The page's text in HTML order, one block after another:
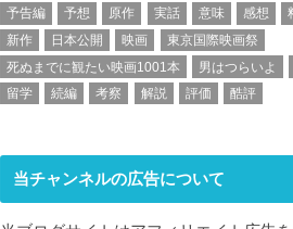
予告編
予想 原作 実話 意味 感想
新作
日本公開 映画
東京国際映画祭
死ぬまでに観たい映画1001本
男はつらいよ
留学
続編 考察 解説 評価 酷評
当チャンネルの広告について